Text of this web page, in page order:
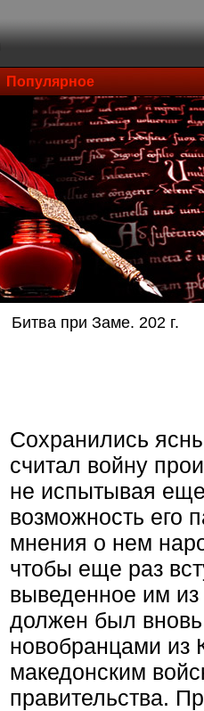
Популярное
Битва при Заме. 202 г.
Сохранились
считал войну
не испытывая
возможность его
мнения о нем
чтобы еще раз
выведенное им
должен был
новобранцами из
македонским
правительства.